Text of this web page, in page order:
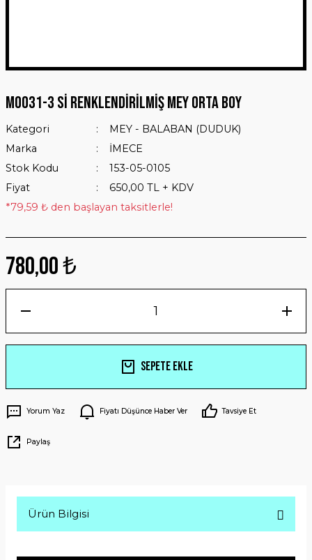
M0031-3 Sİ RENKLENDİRİLMİŞ MEY ORTA BOY
Kategori
MEY - BALABAN (DUDUK)
Marka
İMECE
Stok Kodu
153-05-0105
Fiyat
650,00 TL + KDV
*79,59 ₺ den başlayan taksitlerle!
780,00 ₺
Sepete Ekle
Yorum Yaz Fiyatı Düşünce Haber Ver Tavsiye Et
Paylaş
Ürün Bilgisi